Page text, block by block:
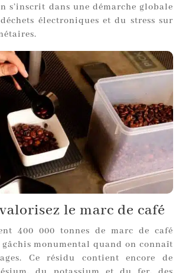
s’inscrit dans une démarche globale
électroniques et du stress sur
le marc de café
400 000 tonnes de marc de café
gâchis monumental quand on connaît
Ce résidu contient encore de